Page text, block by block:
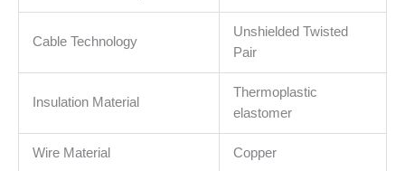
Cable Technology
Unshielded Twisted
Pair
Insulation Material
Thermoplastic
elastomer
Wire Material Copper